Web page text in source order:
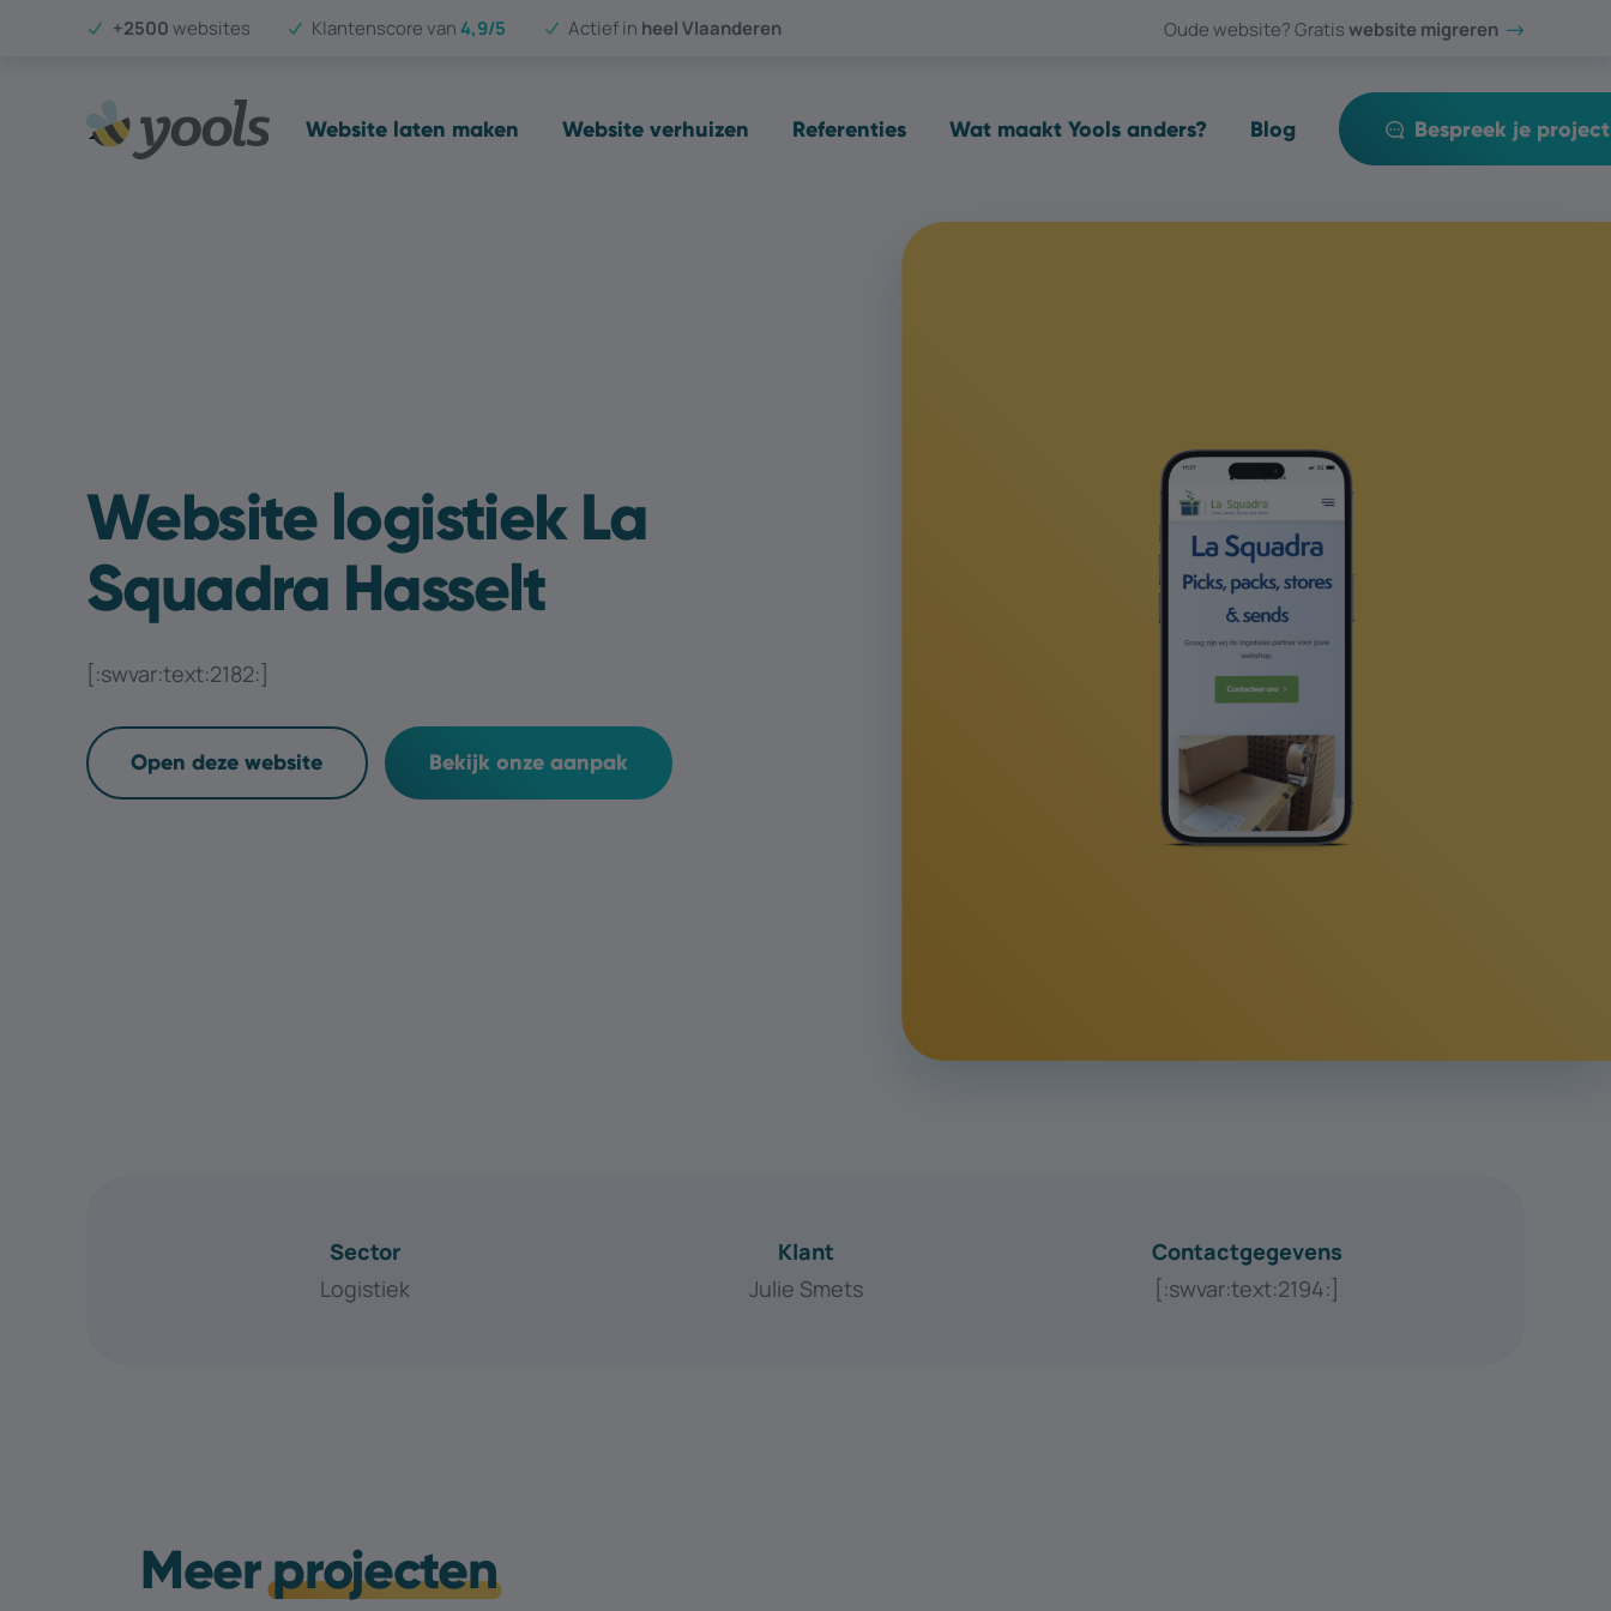
+2500 websites Klantenscore van4,9/5 Actief in heel Vlaanderen Oude website? Gratiswebsite migreren
Website laten maken Website verhuizen Referenties Wat maakt Yools anders? Blog Bespreek je project
Website logistiek La
Squadra Hasselt
[:swvar:text:2182:]
Open deze website Bekijk onze aanpak
Sector
Logistiek
Klant
Julie Smets
Contactgegevens
[:swvar:text:2194:]
Meerprojecten